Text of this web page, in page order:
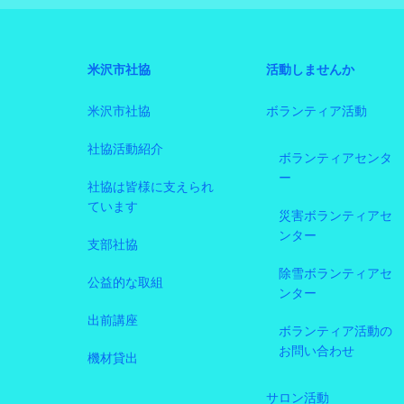
米沢市社協
米沢市社協
社協活動紹介
社協は皆様に支えられ
ています
支部社協
公益的な取組
出前講座
機材貸出
活動しませんか
ボランティア活動
ボランティアセンタ
ー
災害ボランティアセ
ンター
除雪ボランティアセ
ンター
ボランティア活動の
お問い合わせ
サロン活動